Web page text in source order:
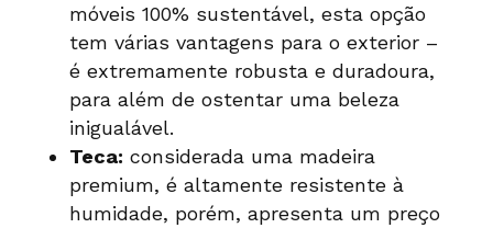
móveis 100% sustentável, esta opção
tem várias vantagens para o exterior –
é extremamente robusta e duradoura,
para além de ostentar uma beleza
inigualável.
Teca: considerada uma madeira
premium, é altamente resistente à
humidade, porém, apresenta um preço